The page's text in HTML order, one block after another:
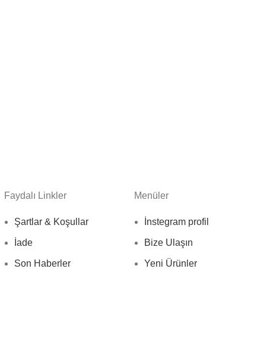
Faydalı Linkler
Şartlar & Koşullar
İade
Son Haberler
Menüler
İnstegram profil
Bize Ulaşın
Yeni Ürünler